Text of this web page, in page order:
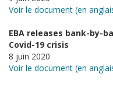
Voir le document (en
EBA releases bank-by-
Covid-19 crisis
8 juin 2020
Voir le document (en